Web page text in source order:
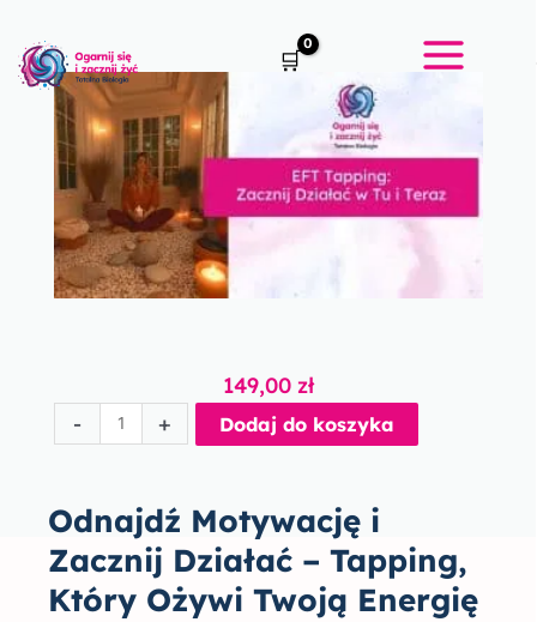
treści
149,00 zł
-
EFT
Działać
w
Tu
i
+ Dodaj do koszyka
Odnajdź Motywację i
Zacznij Działać – Tapping,
Który Ożywi Twoją Energię